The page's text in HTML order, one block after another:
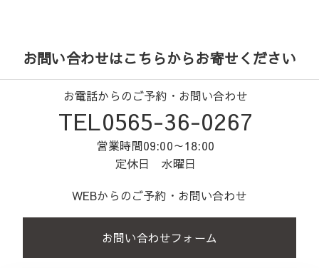
お問い合わせはこちらからお寄せください
お電話からのご予約・お問い合わせ
TEL0565-36-0267
営業時間09:00～18:00
定休日 水曜日
WEBからのご予約・お問い合わせ
お問い合わせフォーム